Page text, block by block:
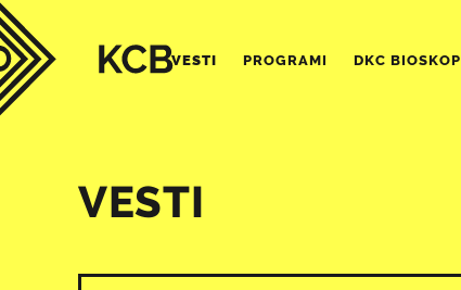
VESTI PROGRAMI DKC BIOSKOP
VESTI